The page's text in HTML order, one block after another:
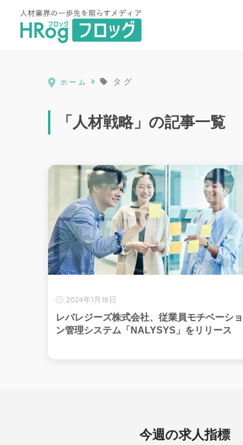
HRog | 人材業界の一歩先を照ら
ホーム タグ
「人材戦略」の記事一覧
2024年1月18日
レバレジーズ株式会社、従業員モチベーショ
ン管理システム「NALYSYS」をリリース
今週の求人指標